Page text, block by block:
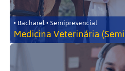
• Bacharel • Semipresencial
Medicina Veterinária